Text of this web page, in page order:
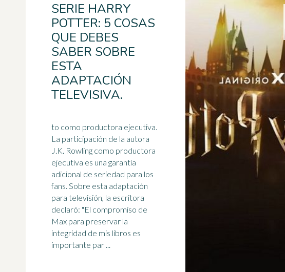
SERIE HARRY
POTTER: 5 COSAS
QUE DEBES
SABER SOBRE
ESTA
ADAPTACIÓN
TELEVISIVA.
to como productora ejecutiva.
La participación de la autora
J.K. Rowling como productora
ejecutiva es una garantía
adicional de seriedad para los
fans. Sobre esta adaptación
para televisión, la escritora
declaró: "El compromiso de
Max para preservar la
integridad de mis libros es
importante par ...